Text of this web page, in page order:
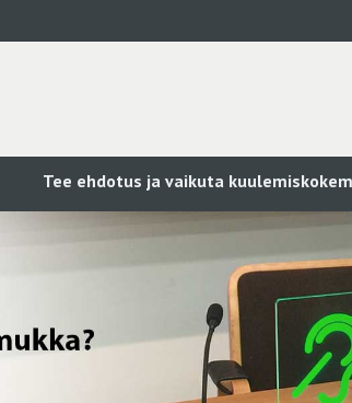
Tee ehdotus ja vaikuta